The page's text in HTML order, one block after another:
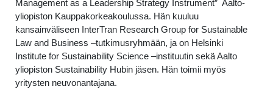
Management as a Leadership Strategy Instrument” Aalto-
yliopiston Kauppakorkeakoulussa. Hän kuuluu
kansainväliseen InterTran Research Group for Sustainable
Law and Business –tutkimusryhmään, ja on Helsinki
Institute for Sustainability Science –instituutin sekä Aalto
yliopiston Sustainability Hubin jäsen. Hän toimii myös
yritysten neuvonantajana.